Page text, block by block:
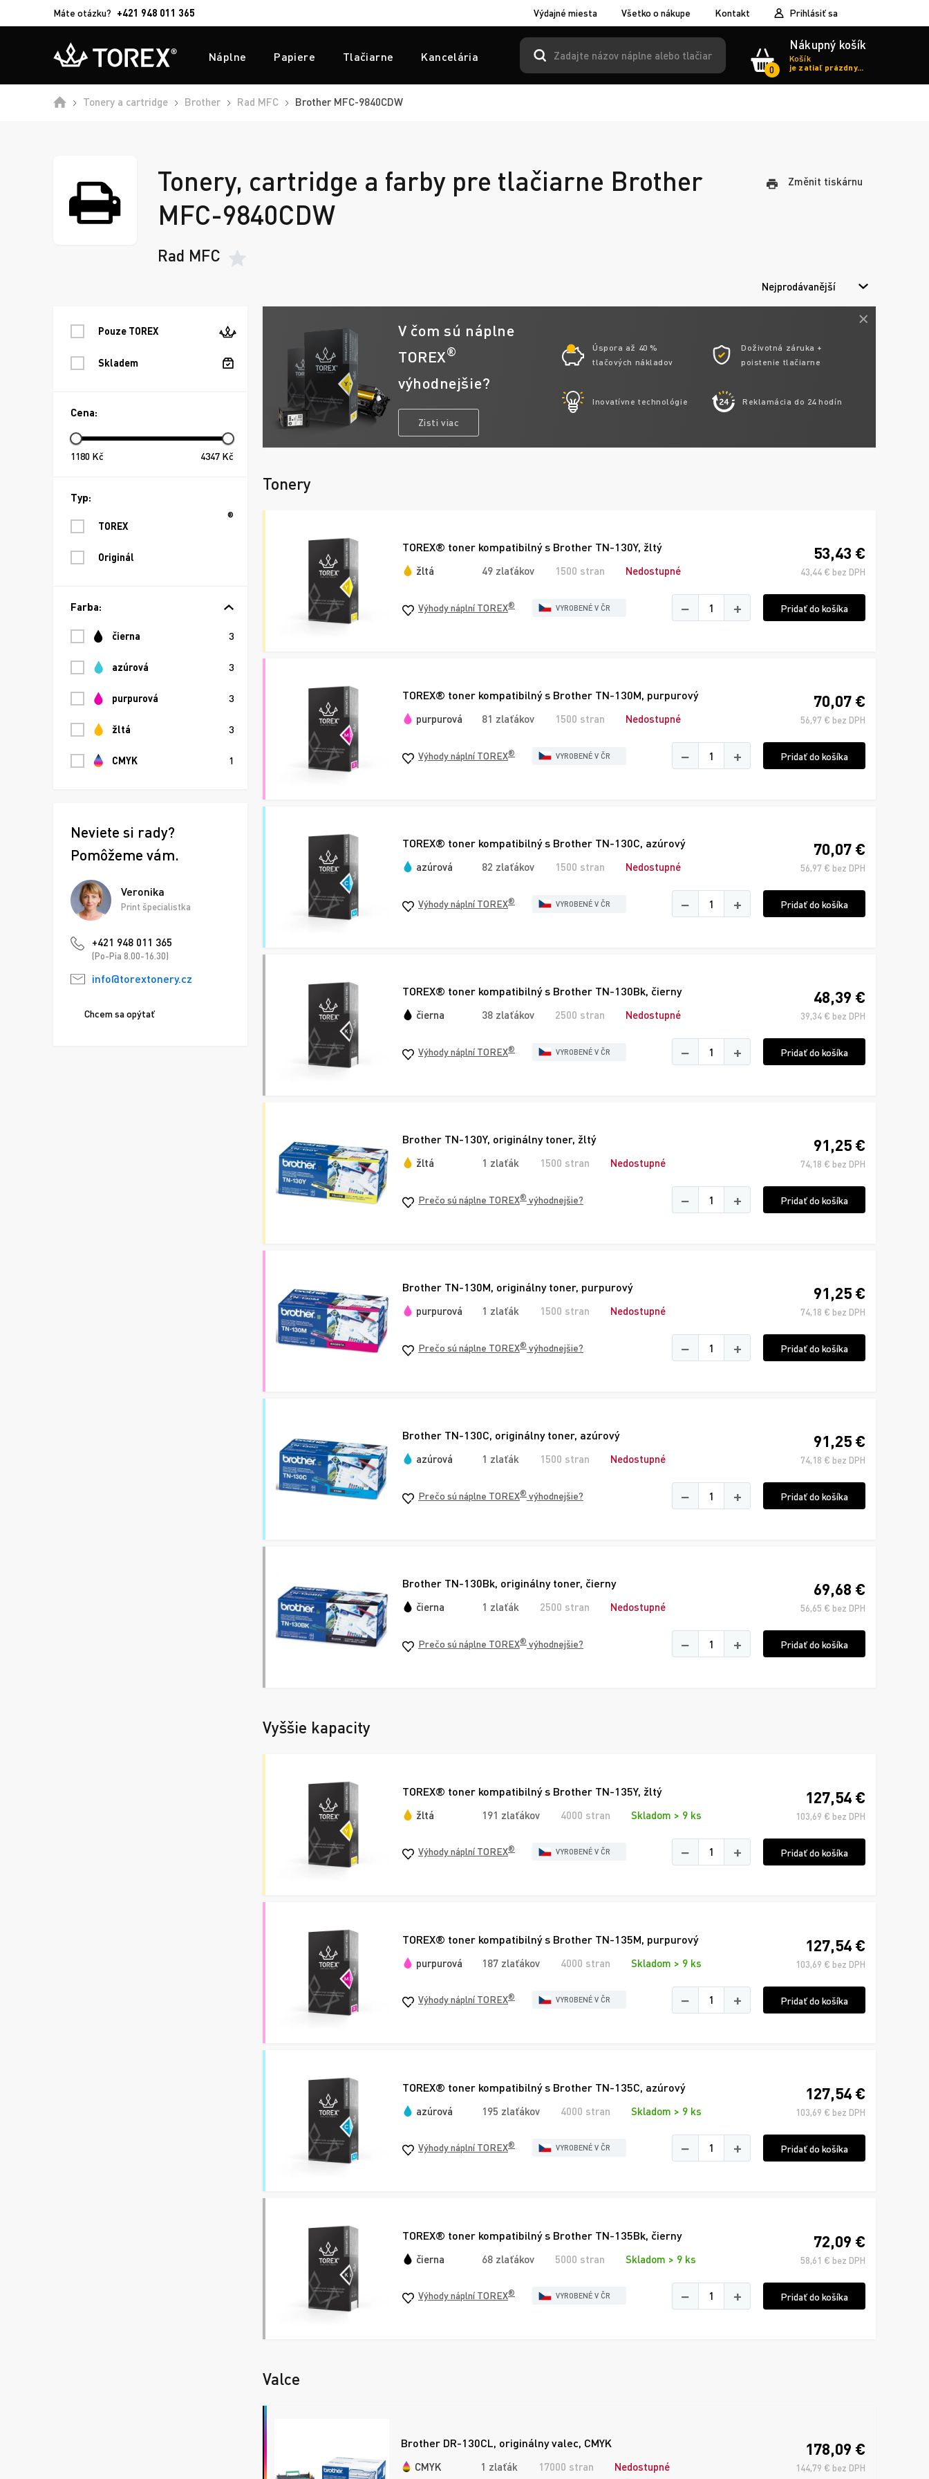
Máte otázku? +421 948 011 365 Výdajné miesta Všetko o nákupe Kontakt Prihlásiť sa
Náplne Papiere Tlačiarne Kancelária
0
Nákupný košík
Košík
je zatiaľ prázdny...
Tonery a cartridge Brother Rad MFC Brother MFC-9840CDW
Tonery, cartridge a farby pre tlačiarne Brother
MFC-9840CDW
Rad MFC
Změnit tiskárnu
Nejprodávanější
Pouze TOREX
Skladem
Cena:
1180 Kč 4347 Kč
Typ:
TOREX
®
Originál
Farba:
čierna 3
azúrová 3
purpurová 3
žltá 3
CMYK 1
Neviete si rady?
Pomôžeme vám.
Veronika
Print špecialistka
+421 948 011 365
(Po-Pia 8.00-16.30)
info@torextonery.cz
Chcem sa opýtať
V čom sú náplne
TOREX®
výhodnejšie?
Zisti viac
Úspora až 40 %
tlačových nákladov
Doživotná záruka +
poistenie tlačiarne
Inovatívne technológie Reklamácia do 24 hodín
Tonery
TOREX® toner kompatibilný s Brother TN-130Y, žltý
žltá 49 zlaťákov 1500 stran Nedostupné
53,43 €
43,44 € bez DPH
Výhody náplní TOREX® VYROBENÉ V ČR − + Pridať do košíka
TOREX® toner kompatibilný s Brother TN-130M, purpurový
purpurová 81 zlaťákov 1500 stran Nedostupné
70,07 €
56,97 € bez DPH
Výhody náplní TOREX® VYROBENÉ V ČR − + Pridať do košíka
TOREX® toner kompatibilný s Brother TN-130C, azúrový
azúrová 82 zlaťákov 1500 stran Nedostupné
70,07 €
56,97 € bez DPH
Výhody náplní TOREX® VYROBENÉ V ČR − + Pridať do košíka
TOREX® toner kompatibilný s Brother TN-130Bk, čierny
čierna 38 zlaťákov 2500 stran Nedostupné
48,39 €
39,34 € bez DPH
Výhody náplní TOREX® VYROBENÉ V ČR − + Pridať do košíka
Brother TN-130Y, originálny toner, žltý
žltá 1 zlaťák 1500 stran Nedostupné
91,25 €
74,18 € bez DPH
Prečo sú náplne TOREX® výhodnejšie? − + Pridať do košíka
Brother TN-130M, originálny toner, purpurový
purpurová 1 zlaťák 1500 stran Nedostupné
91,25 €
74,18 € bez DPH
Prečo sú náplne TOREX® výhodnejšie? − + Pridať do košíka
Brother TN-130C, originálny toner, azúrový
azúrová 1 zlaťák 1500 stran Nedostupné
91,25 €
74,18 € bez DPH
Prečo sú náplne TOREX® výhodnejšie? − + Pridať do košíka
Brother TN-130Bk, originálny toner, čierny
čierna 1 zlaťák 2500 stran Nedostupné
69,68 €
56,65 € bez DPH
Prečo sú náplne TOREX® výhodnejšie? − + Pridať do košíka
Vyššie kapacity
TOREX® toner kompatibilný s Brother TN-135Y, žltý
žltá 191 zlaťákov 4000 stran Skladom > 9 ks
127,54 €
103,69 € bez DPH
Výhody náplní TOREX® VYROBENÉ V ČR − + Pridať do košíka
TOREX® toner kompatibilný s Brother TN-135M, purpurový
purpurová 187 zlaťákov 4000 stran Skladom > 9 ks
127,54 €
103,69 € bez DPH
Výhody náplní TOREX® VYROBENÉ V ČR − + Pridať do košíka
TOREX® toner kompatibilný s Brother TN-135C, azúrový
azúrová 195 zlaťákov 4000 stran Skladom > 9 ks
127,54 €
103,69 € bez DPH
Výhody náplní TOREX® VYROBENÉ V ČR − + Pridať do košíka
TOREX® toner kompatibilný s Brother TN-135Bk, čierny
čierna 68 zlaťákov 5000 stran Skladom > 9 ks
72,09 €
58,61 € bez DPH
Výhody náplní TOREX® VYROBENÉ V ČR − + Pridať do košíka
Valce
Brother DR-130CL, originálny valec, CMYK
CMYK 1 zlaťák 17000 stran Nedostupné
178,09 €
144,79 € bez DPH